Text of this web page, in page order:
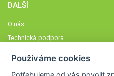
DALŠÍ
O nás
Technická podpora
Používáme cookies